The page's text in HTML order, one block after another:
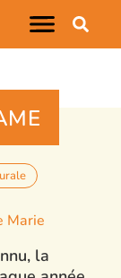
Marie
la